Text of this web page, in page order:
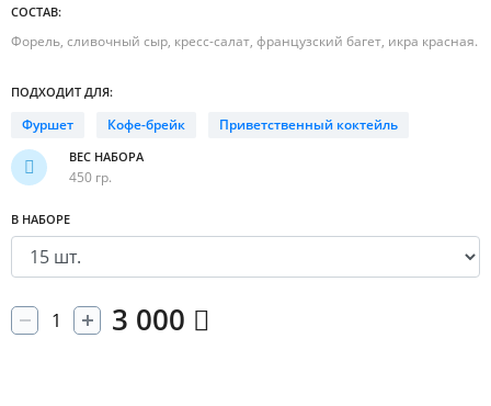
СОСТАВ:
Форель, сливочный сыр, кресс-салат, французский багет, икра красная.
ПОДХОДИТ ДЛЯ:
Фуршет Кофе-брейк Приветственный коктейль
ВЕС НАБОРА
450 гр.
В НАБОРЕ
3 000